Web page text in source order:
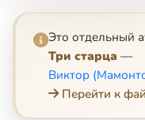
Это отдельный
Три старца —
Виктор
Перейти к